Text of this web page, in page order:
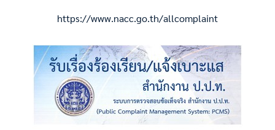
https://www.nacc.go.th/allcomplaint